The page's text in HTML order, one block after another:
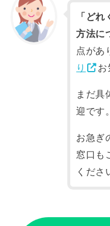
「ど
方法に
点があ
り
お
まだ具
迎です
お急ぎ
窓口も
くださ